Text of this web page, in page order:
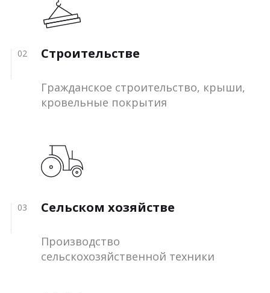
02 Строительстве
Гражданское строительство, крыши,
кровельные покрытия
03 Сельском хозяйстве
Производство
сельскохозяйственной техники